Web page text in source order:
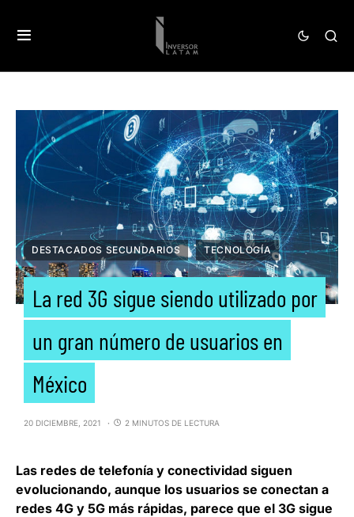
DESTACADOS SECUNDARIOS TECNOLOGÍA
La red 3G sigue siendo utilizado por
un gran número de usuarios en
México
20 DICIEMBRE, 2021 2 MINUTOS DE LECTURA
Las redes de telefonía y conectividad siguen
evolucionando, aunque los usuarios se conectan a
redes 4G y 5G más rápidas, parece que el 3G sigue